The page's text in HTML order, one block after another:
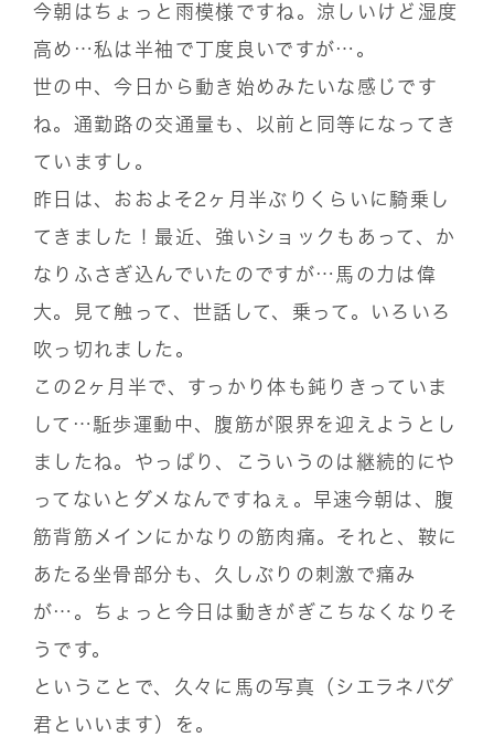
今朝はちょっと雨模様ですね。涼しいけど湿度
高め…私は半袖で丁度良いですが…。
世の中、今日から動き始めみたいな感じです
ね。通勤路の交通量も、以前と同等になってき
ていますし。
昨日は、おおよそ2ヶ月半ぶりくらいに騎乗し
てきました！最近、強いショックもあって、か
なりふさぎ込んでいたのですが…馬の力は偉
大。見て触って、世話して、乗って。いろいろ
吹っ切れました。
この2ヶ月半で、すっかり体も鈍りきっていま
して…駈歩運動中、腹筋が限界を迎えようとし
ましたね。やっぱり、こういうのは継続的にや
ってないとダメなんですねぇ。早速今朝は、腹
筋背筋メインにかなりの筋肉痛。それと、鞍に
あたる坐骨部分も、久しぶりの刺激で痛み
が…。ちょっと今日は動きがぎこちなくなりそ
うです。
ということで、久々に馬の写真（シエラネバダ
君といいます）を。